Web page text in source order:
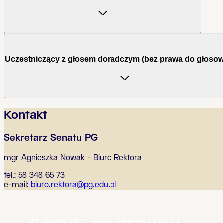
Uczestniczący z głosem doradczym (bez prawa do
Kontakt
Sekretarz Senatu PG
mgr Agnieszka Nowak - Biuro Rektora
tel.: 58 348 65 73
e-mail: biuro.rektora@pg.edu.pl